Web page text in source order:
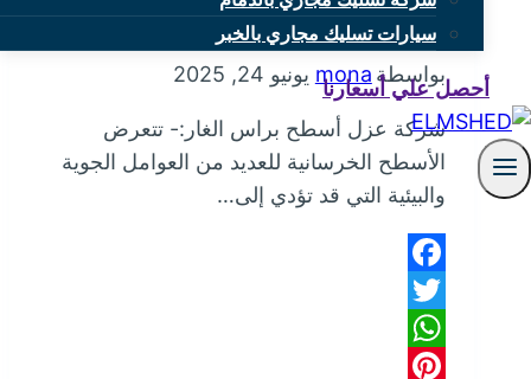
سيارات تسليك مجاري بالخبر
أحصل علي أسعارنا
شركة عزل أسطح براس الغار
بواسطة mona يونيو 24, 2025
شركة عزل أسطح براس الغار:- تتعرض
الأسطح الخرسانية للعديد من العوامل الجوية
والبيئية التي قد تؤدي إلى…
Facebook
Twitter
WhatsApp